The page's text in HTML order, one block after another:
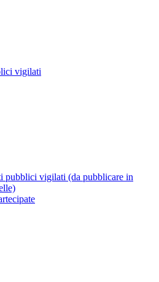
vigilati
pubblici vigilati (da pubblicare in